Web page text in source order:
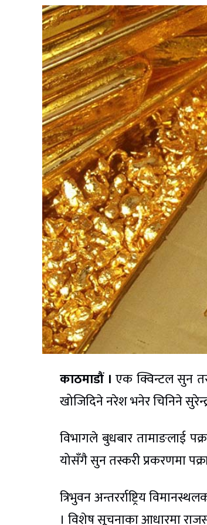
काठमाडौं । एक क्विन्टल सुन
खोजिदिने नरेश भनेर चिनिने
विभागले बुधबार तामाङलाई
योसँगै सुन तस्करी प्रकरणमा
त्रिभुवन अन्तरर्राष्ट्रिय
। विशेष सूचनाका आधारमा